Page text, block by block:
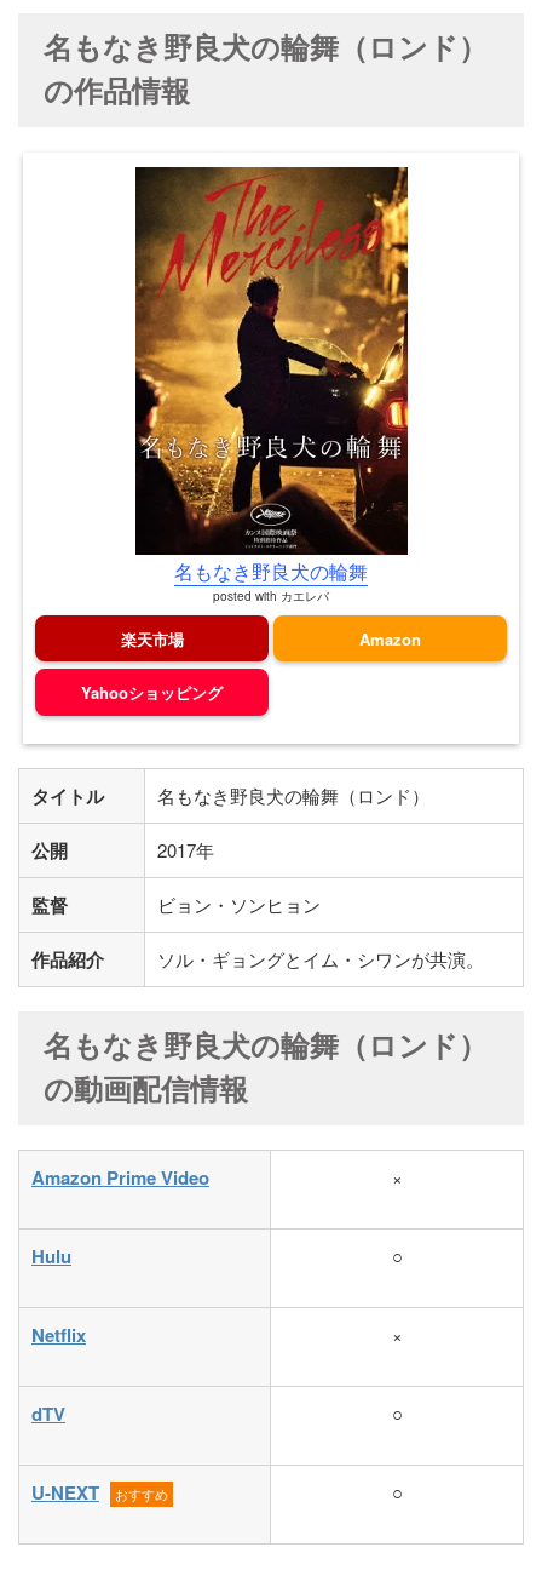
名もなき野良犬の輪舞（ロンド）
の作品情報
名もなき野良犬の輪舞
posted with カエレバ
楽天市場 Amazon
Yahooショッピング
タイトル 名もなき野良犬の輪舞（ロンド）
公開 2017年
監督 ビョン・ソンヒョン
作品紹介 ソル・ギョングとイム・シワンが共演。
名もなき野良犬の輪舞（ロンド）
の動画配信情報
Amazon Prime Video ×
Hulu ○
Netflix ×
dTV ○
U-NEXT おすすめ ○